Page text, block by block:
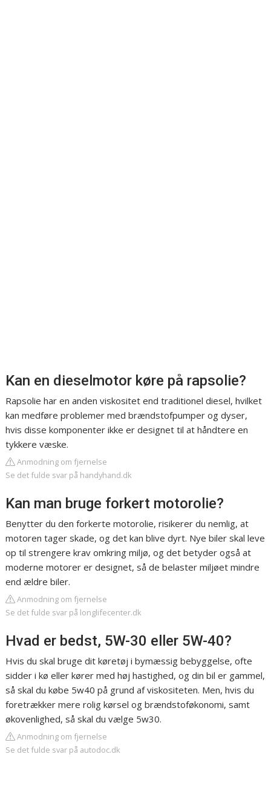
Kan en dieselmotor køre på rapsolie?
Rapsolie har en anden viskositet end traditionel diesel, hvilket
kan medføre problemer med brændstofpumper og dyser,
hvis disse komponenter ikke er designet til at håndtere en
tykkere væske.
Anmodning om fjernelse
Se det fulde svar på handyhand.dk
Kan man bruge forkert motorolie?
Benytter du den forkerte motorolie, risikerer du nemlig, at
motoren tager skade, og det kan blive dyrt. Nye biler skal leve
op til strengere krav omkring miljø, og det betyder også at
moderne motorer er designet, så de belaster miljøet mindre
end ældre biler.
Anmodning om fjernelse
Se det fulde svar på longlifecenter.dk
Hvad er bedst, 5W-30 eller 5W-40?
Hvis du skal bruge dit køretøj i bymæssig bebyggelse, ofte
sidder i kø eller kører med høj hastighed, og din bil er gammel,
så skal du købe 5w40 på grund af viskositeten. Men, hvis du
foretrækker mere rolig kørsel og brændstoføkonomi, samt
økovenlighed, så skal du vælge 5w30.
Anmodning om fjernelse
Se det fulde svar på autodoc.dk